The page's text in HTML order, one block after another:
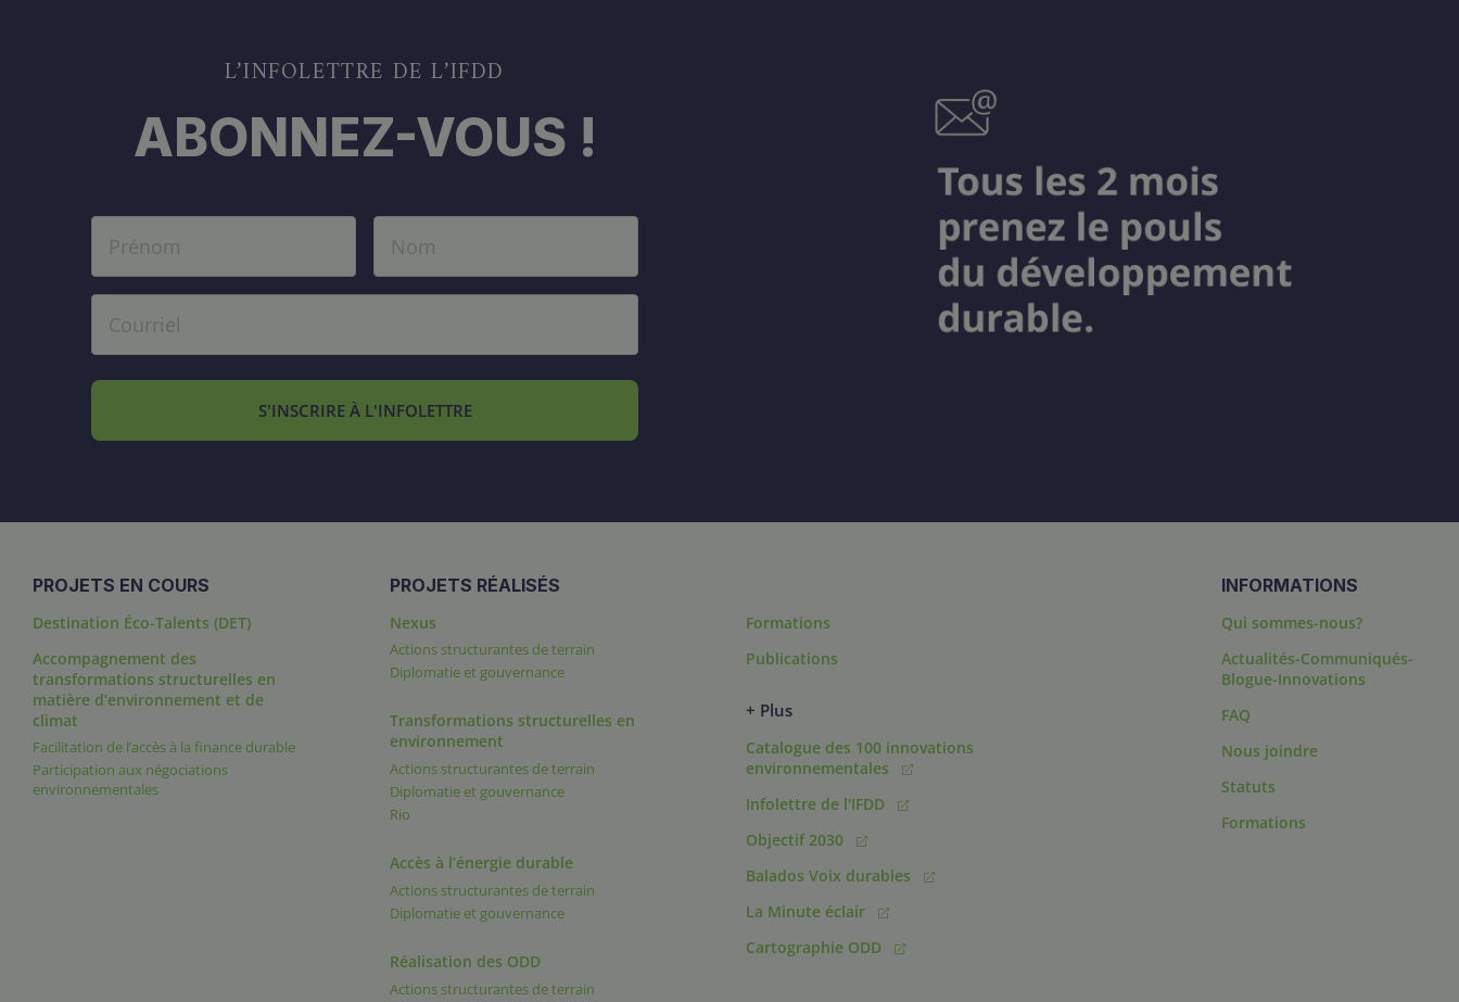
L’INFOLETTRE DE L’IFDD
ABONNEZ-VOUS !
S'INSCRIRE À L'INFOLETTRE
PROJETS EN COURS
Destination Éco-Talents (DET)
Accompagnement des
transformations structurelles en
matière d’environnement et de
climat
Facilitation de l’accès à la finance durable
Participation aux négociations
environnementales
PROJETS RÉALISÉS
Nexus
Actions structurantes de terrain
Diplomatie et gouvernance
Transformations structurelles en
environnement
Actions structurantes de terrain
Diplomatie et gouvernance
Rio
Accès à l’énergie durable
Actions structurantes de terrain
Diplomatie et gouvernance
Réalisation des ODD
Actions structurantes de terrain
Formations
Publications
+ Plus
Catalogue des 100 innovations
environnementales
Infolettre de l'IFDD
Objectif 2030
Balados Voix durables
La Minute éclair
Cartographie ODD
INFORMATIONS
Qui sommes-nous?
Actualités-Communiqués-
Blogue-Innovations
FAQ
Nous joindre
Statuts
Formations